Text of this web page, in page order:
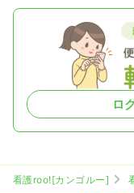
ロ
看護roo![カンゴルー]